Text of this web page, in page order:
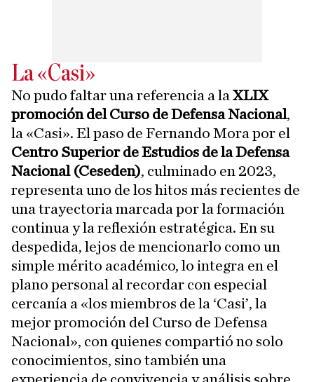
La «Casi»
No pudo faltar una referencia a laXLIX
promoción del Curso de Defensa Nacional,
la «Casi». El paso de Fernando Mora por el
Centro Superior de Estudios de la Defensa
Nacional (Ceseden), culminado en 2023,
representa uno de los hitos más recientes de
una trayectoria marcada por la formación
continua y la reflexión estratégica. En su
despedida, lejos de mencionarlo como un
simple mérito académico, lo integra en el
plano personal al recordar con especial
cercanía a «los miembros de la ‘Casi’, la
mejor promoción del Curso de Defensa
Nacional», con quienes compartió no solo
conocimientos, sino también una